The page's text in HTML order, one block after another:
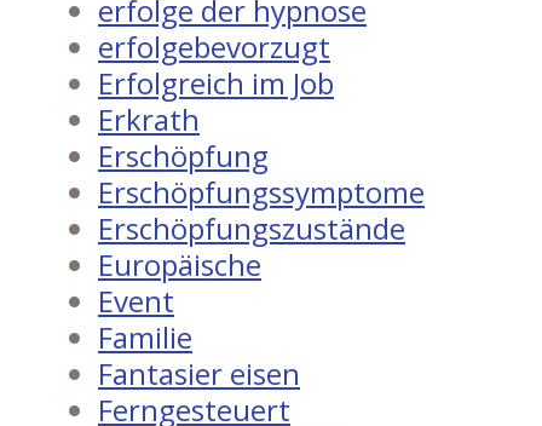
erfolge der hypnose
erfolgebevorzugt
Erfolgreich im Job
Erkrath
Erschöpfung
Erschöpfungssymptome
Erschöpfungszustände
Europäische
Event
Familie
Fantasier eisen
Ferngesteuert